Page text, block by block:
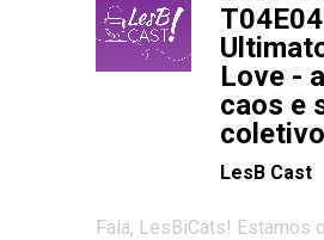
Love -
caos e
LesB Cast
Fala, LesBiCats! Estamos